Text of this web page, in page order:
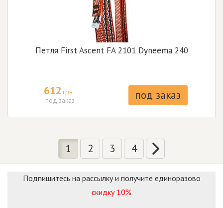
Петля First Ascent FA 2101 Dyneema 240
612 грн
под заказ под заказ
1 2 3 4
Подпишитесь на рассылку и получите единоразово
скидку 10%